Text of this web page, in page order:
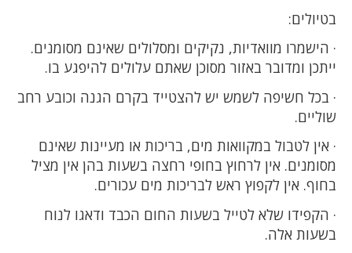
בטיולים:
· הישמרו מוואדיות, נקיקים ומסלולים שאינם מסומנים.
ייתכן ומדובר באזור מסוכן שאתם עלולים להיפגע בו.
· בכל חשיפה לשמש יש להצטייד בקרם הגנה וכובע רחב
שוליים.
· אין לטבול במקוואות מים, בריכות או מעיינות שאינם
מסומנים. אין לרחוץ בחופי רחצה בשעות בהן אין מציל
בחוף. אין לקפוץ ראש לבריכות מים עכורים.
· הקפידו שלא לטייל בשעות החום הכבד ודאגו לנוח
בשעות אלה.